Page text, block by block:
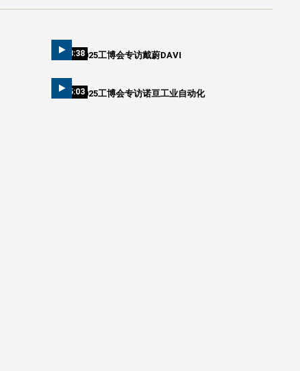
03:382025工博会专访戴蔚DAVI
05:032025工博会专访诺亘工业自动化